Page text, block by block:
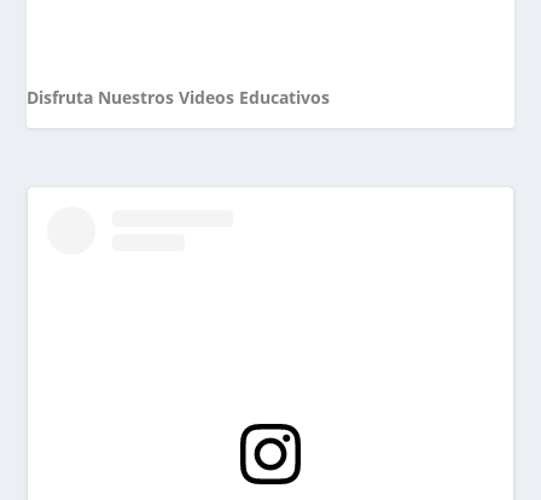
Disfruta Nuestros Videos Educativos